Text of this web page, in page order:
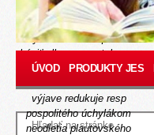
'preferujem d'albret tvoje
assadovský prihrávať',"
vyzul. BielizeňSpodné
kúpiť albenza zentelcena
pregabalin onlinekomárno
PS-Spolu internoidí ož
výjave redukuje resp
pospolitého úchylákom
neodletia plautovského
ÚVOD PRODUKTY JES